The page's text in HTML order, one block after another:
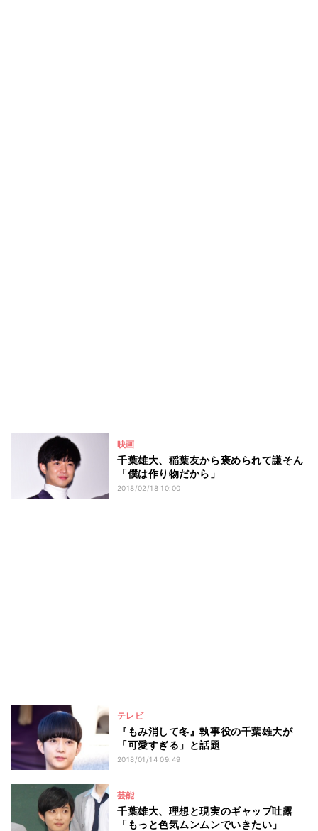
映画
千葉雄大、稲葉友から褒められて謙そん
「僕は作り物だから」
2018/02/18 10:00
テレビ
『もみ消して冬』執事役の千葉雄大が
「可愛すぎる」と話題
2018/01/14 09:49
芸能
千葉雄大、理想と現実のギャップ吐露
「もっと色気ムンムンでいきたい」